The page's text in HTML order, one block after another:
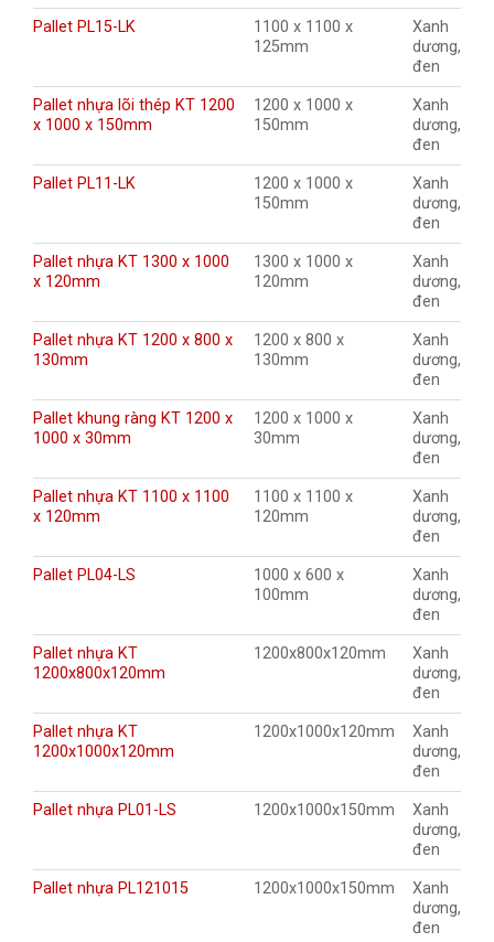
Pallet PL15-LK
1100 x 1100 x
125mm
Xanh
dương,
đen
Pallet nhựa lõi thép KT 1200
x 1000 x 150mm
1200 x 1000 x
150mm
Xanh
dương,
đen
Pallet PL11-LK
1200 x 1000 x
150mm
Xanh
dương,
đen
Pallet nhựa KT 1300 x 1000
x 120mm
1300 x 1000 x
120mm
Xanh
dương,
đen
Pallet nhựa KT 1200 x 800 x
130mm
1200 x 800 x
130mm
Xanh
dương,
đen
Pallet khung ràng KT 1200 x
1000 x 30mm
1200 x 1000 x
30mm
Xanh
dương,
đen
Pallet nhựa KT 1100 x 1100
x 120mm
1100 x 1100 x
120mm
Xanh
dương,
đen
Pallet PL04-LS
1000 x 600 x
100mm
Xanh
dương,
đen
Pallet nhựa KT
1200x800x120mm
1200x800x120mm
Xanh
dương,
đen
Pallet nhựa KT
1200x1000x120mm
1200x1000x120mm
Xanh
dương,
đen
Pallet nhựa PL01-LS 1200x1000x150mm
Xanh
dương,
đen
Pallet nhựa PL121015 1200x1000x150mm
Xanh
dương,
đen